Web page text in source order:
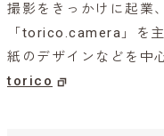
撮影をきっかけに起業
「torico.camera」を
紙のデザインなどを中
torico